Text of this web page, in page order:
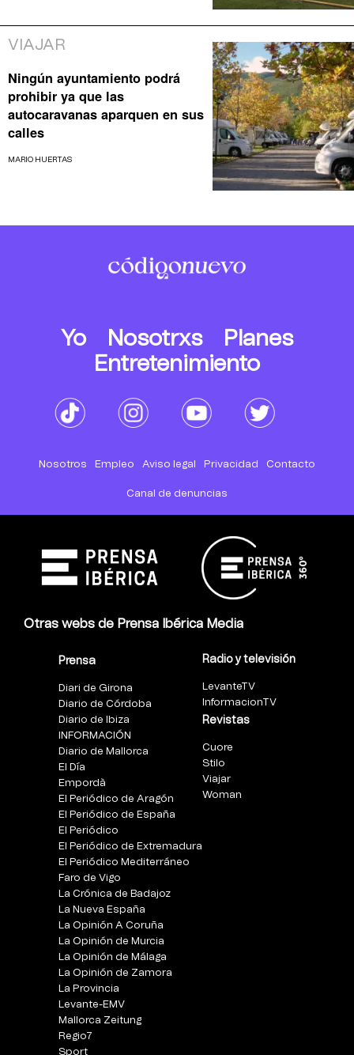
VIAJAR
Ningún ayuntamiento podrá
prohibir ya que las
autocaravanas aparquen en sus
calles
MARIO HUERTAS
Yo Nosotrxs
Planes
Entretenimiento
Nosotros Empleo Aviso legal Privacidad Contacto
Canal de denuncias
Otras webs de Prensa Ibérica Media
Prensa
Diari de Girona
Diario de Córdoba
Diario de Ibiza
INFORMACIÓN
Diario de Mallorca
El Día
Empordà
El Periódico de Aragón
El Periódico de España
El Periódico
El Periódico de Extremadura
El Periódico Mediterráneo
Faro de Vigo
La Crónica de Badajoz
La Nueva España
La Opinión A Coruña
La Opinión de Murcia
La Opinión de Málaga
La Opinión de Zamora
La Provincia
Levante-EMV
Mallorca Zeitung
Regio7
Sport
Radio y televisión
LevanteTV
InformacionTV
Revistas
Cuore
Stilo
Viajar
Woman